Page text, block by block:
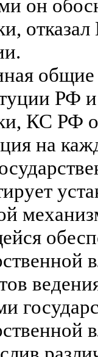
он
РФ
КС РФ
на